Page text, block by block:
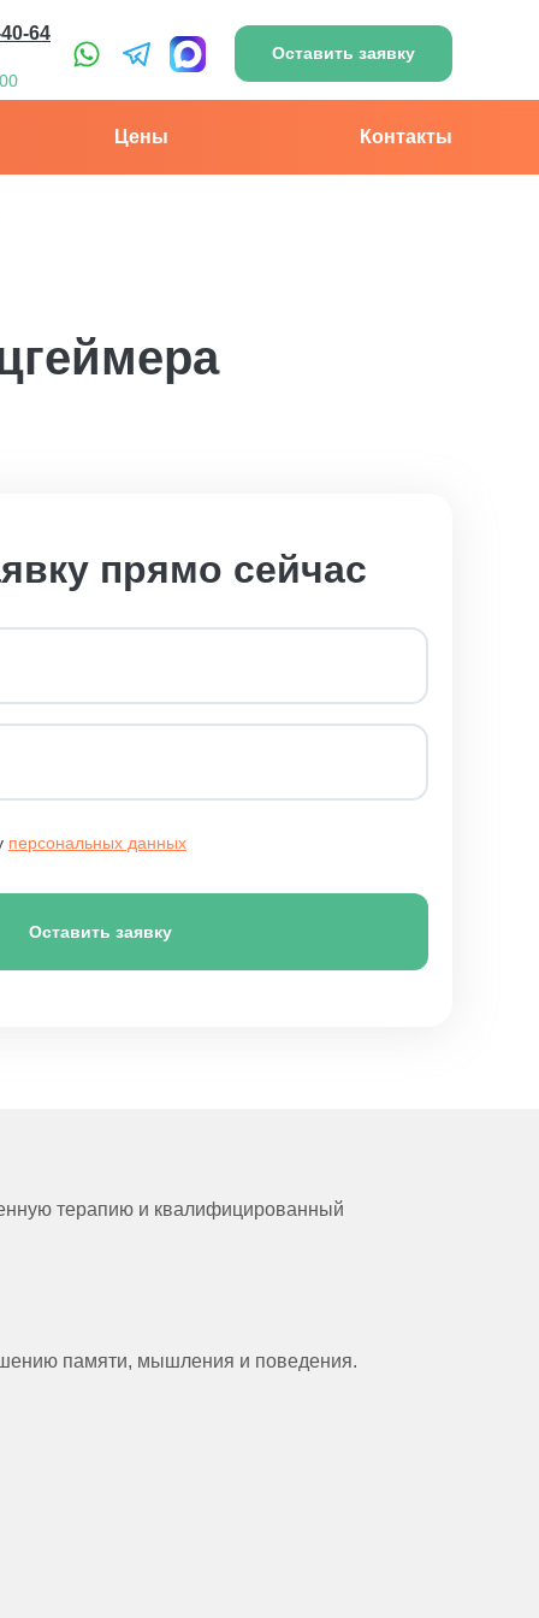
64
Оставить заявку
Цены Контакты
прямо сейчас
персональных данных
Оставить заявку
терапию и квалифицированный
памяти, мышления и поведения.